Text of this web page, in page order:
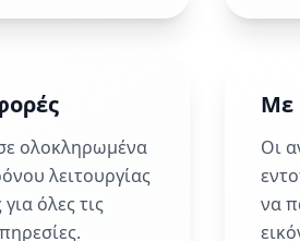
ολοκληρωμένα
λειτουργίας
όλες τις
Με
Οι
να